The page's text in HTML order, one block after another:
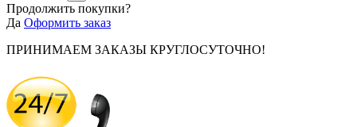
Продолжить покупки?
Да Оформить заказ
ПРИНИМАЕМ ЗАКАЗЫ КРУГЛОСУТОЧНО!